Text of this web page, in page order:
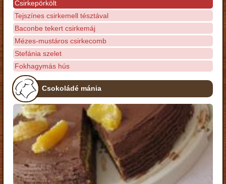
Csirkepörkölt
Tejszínes csirkemell tésztával
Baconbe tekert csirkemáj
Mézes-mustáros csirkecomb
Stefánia szelet
Fokhagymás hús
Csokoládé mánia